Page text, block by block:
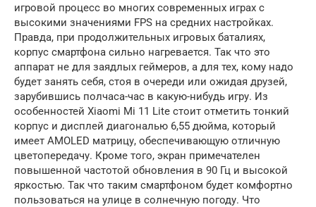
игровой процесс во многих современных играх с
высокими значениями FPS на средних настройках.
Правда, при продолжительных игровых баталиях,
корпус смартфона сильно нагревается. Так что это
аппарат не для заядлых геймеров, а для тех, кому надо
будет занять себя, стоя в очереди или ожидая друзей,
зарубившись полчаса-час в какую-нибудь игру. Из
особенностей Xiaomi Mi 11 Lite стоит отметить тонкий
корпус и дисплей диагональю 6,55 дюйма, который
имеет AMOLED матрицу, обеспечивающую отличную
цветопередачу. Кроме того, экран примечателен
повышенной частотой обновления в 90 Гц и высокой
яркостью. Так что таким смартфоном будет комфортно
пользоваться на улице в солнечную погоду. Что